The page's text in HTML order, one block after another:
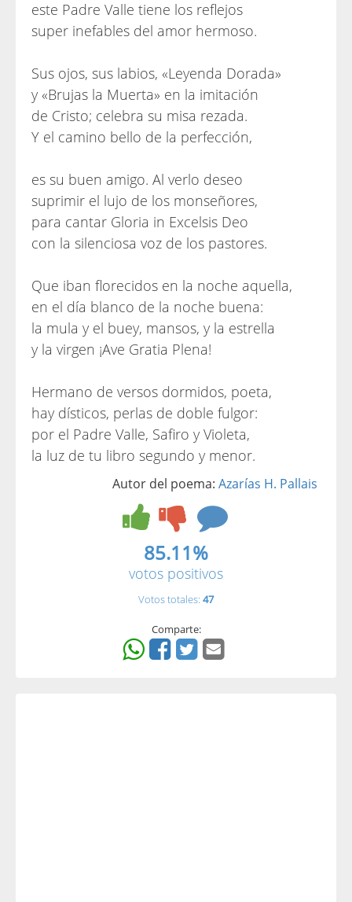
este Padre Valle tiene los reflejos
super inefables del amor hermoso.
Sus ojos, sus labios, «Leyenda Dorada»
y «Brujas la Muerta» en la imitación
de Cristo; celebra su misa rezada.
Y el camino bello de la perfección,
es su buen amigo. Al verlo deseo
suprimir el lujo de los monseñores,
para cantar Gloria in Excelsis Deo
con la silenciosa voz de los pastores.
Que iban florecidos en la noche aquella,
en el día blanco de la noche buena:
la mula y el buey, mansos, y la estrella
y la virgen ¡Ave Gratia Plena!
Hermano de versos dormidos, poeta,
hay dísticos, perlas de doble fulgor:
por el Padre Valle, Safiro y Violeta,
la luz de tu libro segundo y menor.
Autor del poema: Azarías H. Pallais
85.11%
votos positivos
Votos totales: 47
Comparte: